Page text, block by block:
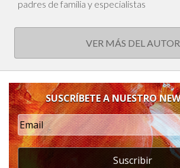
padres de familia y especialistas
VER MÁS DEL AUTOR
SUSCRÍBETE A NUESTRO
Suscribir